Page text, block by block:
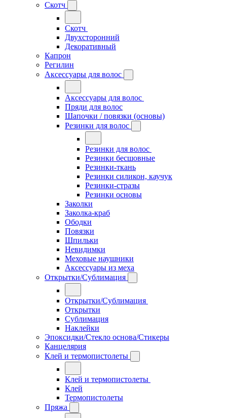
Скотч
Скотч
Двухсторонний
Декоративный
Капрон
Регилин
Аксессуары для волос
Аксессуары для волос
Пряди для волос
Шапочки / повязки (основы)
Резинки для волос
Резинки для волос
Резинки бесшовные
Резинки-ткань
Резинки силикон, каучук
Резинки-стразы
Резинки основы
Заколки
Заколка-краб
Ободки
Повязки
Шпильки
Невидимки
Меховые наушники
Аксессуары из меха
Открытки/Сублимация
Открытки/Сублимация
Открытки
Сублимация
Наклейки
Эпоксидки/Стекло основа/Стикеры
Канцелярия
Клей и термопистолеты
Клей и термопистолеты
Клей
Термопистолеты
Пряжа